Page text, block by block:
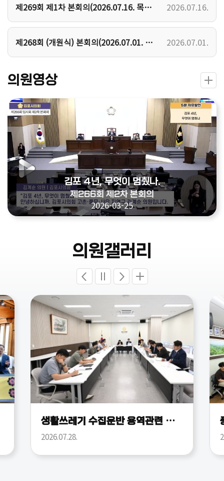
제269회 제1차 본회의(2026.07.16. 목요일) 2026.07.16.
제268회 (개원식) 본회의(2026.07.01. 수요일) 2026.07.01.
의원영상
김포 4년, 무엇이 멈췄나.
제266회 제2차 본회의
2026-03-25
의원갤러리
생활쓰레기 수집운반 용역관련 회의
2026.07.28.